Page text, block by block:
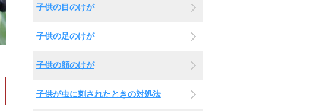
子供の目のけが
子供の足のけが
子供の顔のけが
子供が虫に刺されたときの対処法